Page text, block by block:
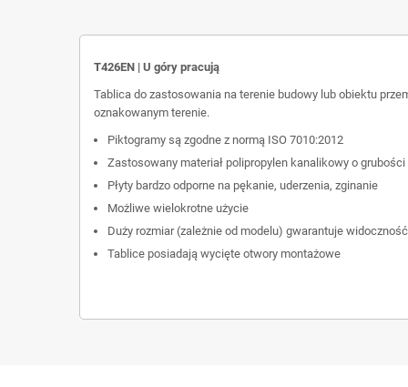
T426EN | U góry pracują
Tablica do zastosowania na terenie budowy lub obiektu
oznakowanym terenie.
Piktogramy są zgodne z normą ISO 7010:2012
Zastosowany materiał polipropylen kanalikowy o
Płyty bardzo odporne na pękanie, uderzenia, zginanie
Możliwe wielokrotne użycie
Duży rozmiar (zależnie od modelu) gwarantuje
Tablice posiadają wycięte otwory montażowe